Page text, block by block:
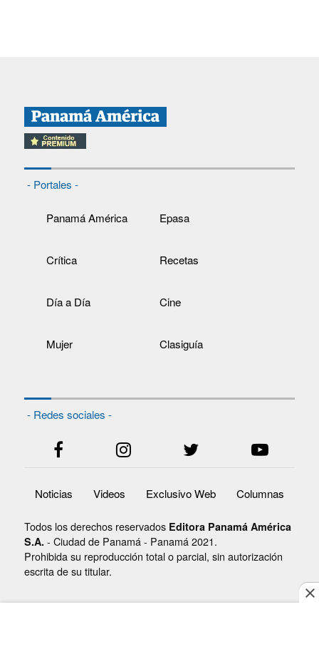
- Portales -
Panamá América Epasa
Crítica Recetas
Día a Día Cine
Mujer Clasiguía
- Redes sociales -
Noticias Videos Exclusivo Web Columnas
Todos los derechos reservados Editora Panamá América
S.A. - Ciudad de Panamá - Panamá 2021.
Prohibida su reproducción total o parcial, sin autorización
escrita de su titular.